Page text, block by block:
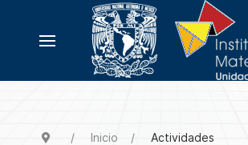
Inicio Actividades